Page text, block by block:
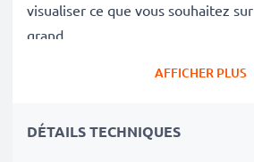
visualiser ce que vous souhaitez
grand.
- Le câble offre une excellente
AFFICHER PLUS
DÉTAILS TECHNIQUES